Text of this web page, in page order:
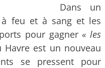
Dans un
à feu et à sang et les
pour gagner« les
est un nouveau
se pressent pour